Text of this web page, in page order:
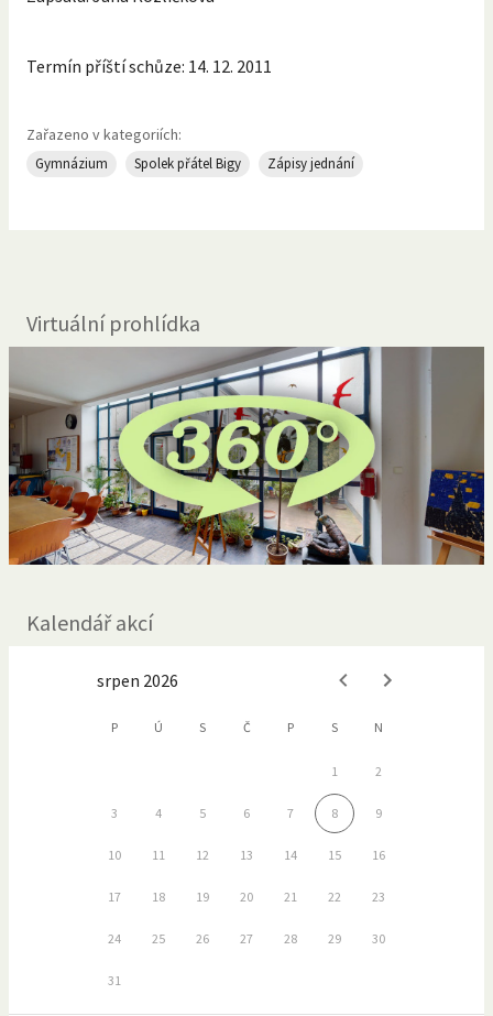
Termín příští schůze: 14. 12. 2011
Zařazeno v kategoriích:
Gymnázium Spolek přátel Bigy Zápisy jednání
Virtuální prohlídka
Kalendář akcí
srpen 2026
P Ú S Č P S N
1 2
3 4 5 6 7 8 9
10 11 12 13 14 15 16
17 18 19 20 21 22 23
24 25 26 27 28 29 30
31